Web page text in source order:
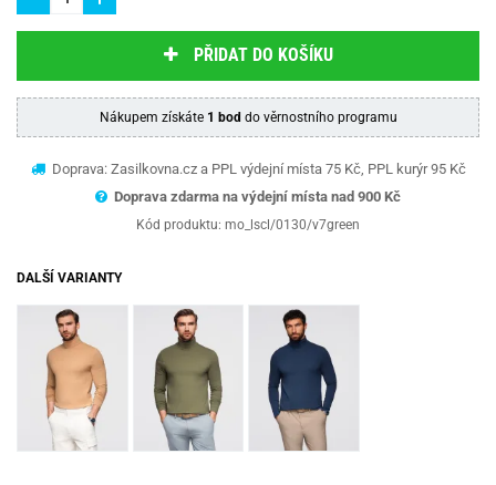
PŘIDAT DO KOŠÍKU
Nákupem získáte 1 bod do věrnostního programu
Doprava: Zasilkovna.cz a PPL výdejní místa 75 Kč, PPL kurýr 95 Kč
Doprava zdarma na výdejní místa nad 900 Kč
Kód produktu: mo_lscl/0130/v7green
DALŠÍ VARIANTY